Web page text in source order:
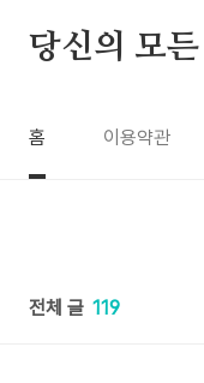
당신의 모
홈 이용약관
전체 글 119